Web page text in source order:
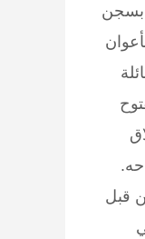
بسجن
بأعوان
قبل